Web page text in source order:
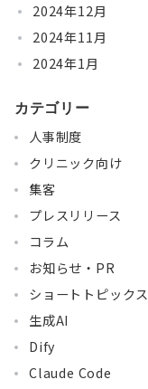
2024年12月
2024年11月
2024年1月
カテゴリー
人事制度
クリニック向け
集客
プレスリリース
コラム
お知らせ・PR
ショートトピックス
生成AI
Dify
Claude Code